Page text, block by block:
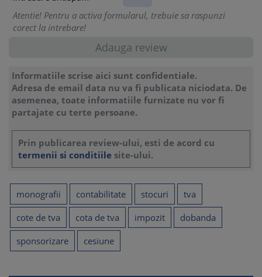
Atentie! Pentru a activa formularul, trebuie sa raspunzi
corect la intrebare!
Informatiile scrise aici sunt confidentiale.
Adresa de email data nu va fi publicata niciodata. De
asemenea, toate informatiile furnizate nu vor fi
partajate cu terte persoane.
Prin publicarea review-ului, esti de acord cu
termenii si conditiile site-ului.
monografii contabilitate stocuri
tva
cote de tva
cota de tva impozit
dobanda
sponsorizare
cesiune